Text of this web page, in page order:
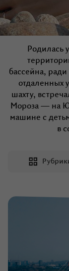
влюбленными
Родилась
бассейна,
отдаленных
шахту,
Мороза — на
машине с
в